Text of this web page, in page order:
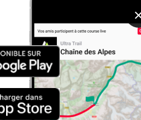
Auvergne Rhône Alpes/Ain